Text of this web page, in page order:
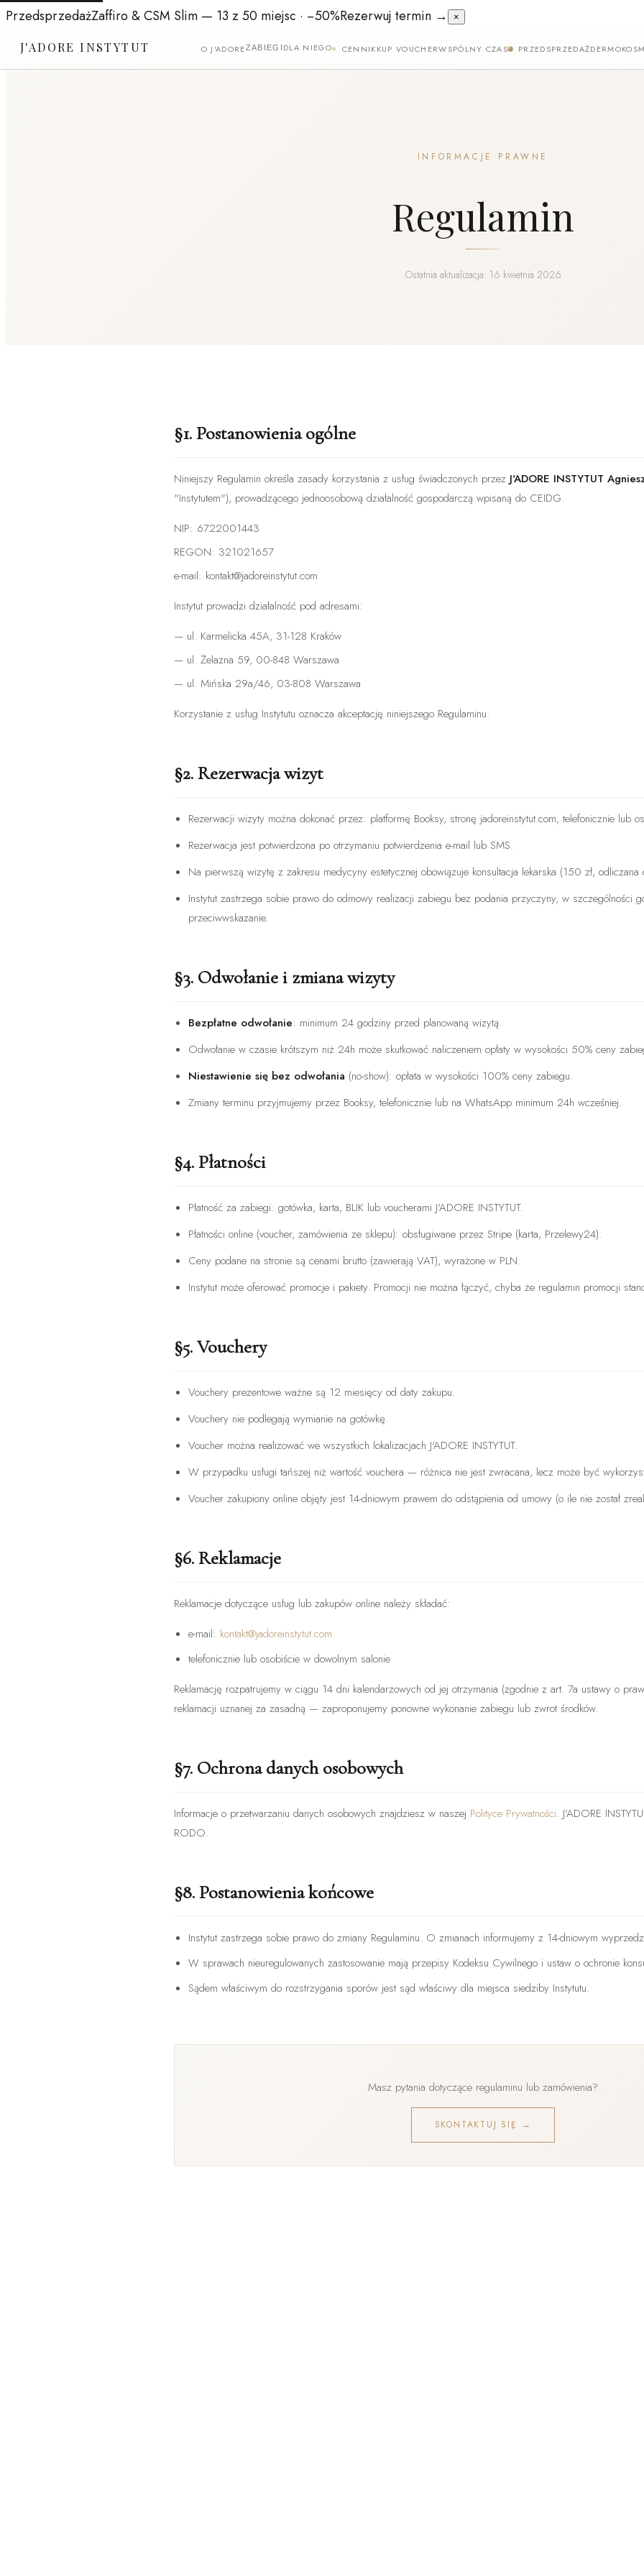
PrzedsprzedażZaffiro & CSM Slim — 13 z 50 miejsc · −50%Rezerwuj termin → ×
J'ADORE INSTYTUT O J'ADOREZABIEGI DLA NIEGO CENNIKKUP VOUCHERWSPÓLNY CZAS PRZEDSPRZEDAŻ
INFORMACJE PRAWNE
Regulamin
Ostatnia aktualizacja: 16 kwietnia 2026
§1. Postanowienia ogólne
Niniejszy Regulamin określa zasady korzystania z usług świadczonych przez J'ADORE INSTYTUT
"Instytutem"), prowadzącego jednoosobową działalność gospodarczą wpisaną do CEIDG.
NIP: 6722001443
REGON: 321021657
e-mail: kontakt@jadoreinstytut.com
Instytut prowadzi działalność pod adresami:
— ul. Karmelicka 45A, 31-128 Kraków
— ul. Żelazna 59, 00-848 Warszawa
— ul. Mińska 29a/46, 03-808 Warszawa
Korzystanie z usług Instytutu oznacza akceptację niniejszego Regulaminu.
§2. Rezerwacja wizyt
Rezerwacji wizyty można dokonać przez: platformę Booksy, stronę jadoreinstytut.com, telefonicznie lub
Rezerwacja jest potwierdzona po otrzymaniu potwierdzenia e-mail lub SMS.
Na pierwszą wizytę z zakresu medycyny estetycznej obowiązuje konsultacja lekarska (150 zł,
Instytut zastrzega sobie prawo do odmowy realizacji zabiegu bez podania przyczyny, w szczególności
przeciwwskazanie.
§3. Odwołanie i zmiana wizyty
Bezpłatne odwołanie: minimum 24 godziny przed planowaną wizytą.
Odwołanie w czasie krótszym niż 24h może skutkować naliczeniem opłaty w wysokości 50% ceny
Niestawienie się bez odwołania (no-show): opłata w wysokości 100% ceny zabiegu.
Zmiany terminu przyjmujemy przez Booksy, telefonicznie lub na WhatsApp minimum 24h wcześniej.
§4. Płatności
Płatność za zabiegi: gotówka, karta, BLIK lub voucherami J'ADORE INSTYTUT.
Płatności online (voucher, zamówienia ze sklepu): obsługiwane przez Stripe (karta, Przelewy24).
Ceny podane na stronie są cenami brutto (zawierają VAT), wyrażone w PLN.
Instytut może oferować promocje i pakiety. Promocji nie można łączyć, chyba że regulamin promocji
§5. Vouchery
Vouchery prezentowe ważne są 12 miesięcy od daty zakupu.
Vouchery nie podlegają wymianie na gotówkę.
Voucher można realizować we wszystkich lokalizacjach J'ADORE INSTYTUT.
W przypadku usługi tańszej niż wartość vouchera — różnica nie jest zwracana, lecz może być
Voucher zakupiony online objęty jest 14-dniowym prawem do odstąpienia od umowy (o ile nie został
§6. Reklamacje
Reklamacje dotyczące usług lub zakupów online należy składać:
e-mail: kontakt@jadoreinstytut.com
telefonicznie lub osobiście w dowolnym salonie
Reklamację rozpatrujemy w ciągu 14 dni kalendarzowych od jej otrzymania (zgodnie z art. 7a ustawy o
reklamacji uznanej za zasadną — zaproponujemy ponowne wykonanie zabiegu lub zwrot środków.
§7. Ochrona danych osobowych
Informacje o przetwarzaniu danych osobowych znajdziesz w naszej Polityce Prywatności. J'ADORE
RODO.
§8. Postanowienia końcowe
Instytut zastrzega sobie prawo do zmiany Regulaminu. O zmianach informujemy z 14-dniowym
W sprawach nieuregulowanych zastosowanie mają przepisy Kodeksu Cywilnego i ustaw o ochronie
Sądem właściwym do rozstrzygania sporów jest sąd właściwy dla miejsca siedziby Instytutu.
Masz pytania dotyczące regulaminu lub zamówienia?
SKONTAKTUJ SIĘ →